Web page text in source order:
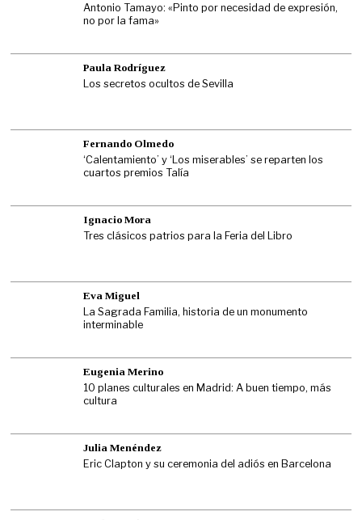
Antonio Tamayo: «Pinto por necesidad de expresión,
no por la fama»
Paula Rodríguez
Los secretos ocultos de Sevilla
Fernando Olmedo
‘Calentamiento’ y ‘Los miserables’ se reparten los
cuartos premios Talía
Ignacio Mora
Tres clásicos patrios para la Feria del Libro
Eva Miguel
La Sagrada Familia, historia de un monumento
interminable
Eugenia Merino
10 planes culturales en Madrid: A buen tiempo, más
cultura
Julia Menéndez
Eric Clapton y su ceremonia del adiós en Barcelona